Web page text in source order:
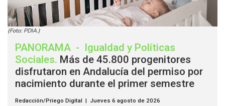
(Foto: PDIA.)
PANORAMA -
Igualdad y Políticas
Sociales. Más de 45.800 progenitores
disfrutaron en Andalucía del permiso por
nacimiento durante el primer semestre
Redacción/Priego Digital | Jueves 6 agosto de 2026